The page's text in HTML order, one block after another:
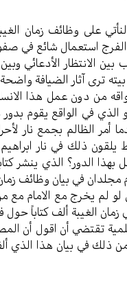
لنأتي على وظائف زمان
الفرج استعمال شائع
بين الانتظار الأدعائي
ترى آثار الضيافة
من دون عمل هذا
الذي في الواقع يقوم
أمر الظالم بجمع نار
ذلك في نار ابراهيم
بهذا الدور؟ الذي
في بيان وظائف
لو لم يخرج مع الامام مع
زمان الغيبة ألف كتاباً
تقتضي أن اقول أن
من ذلك في بيان هذا